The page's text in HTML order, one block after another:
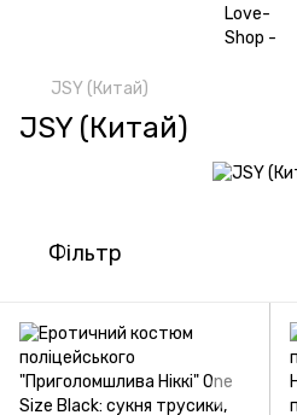
JSY (Китай)
JSY (Китай)
Фільтр